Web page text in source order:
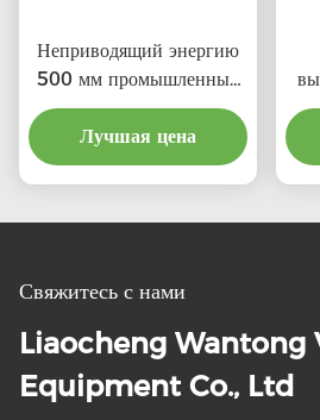
Неприводящий энергию
500 мм промышленный
турбо вентилятор крыши
Лучшая цена
Свяжитесь с нами
Liaocheng
Equipment Co., Ltd